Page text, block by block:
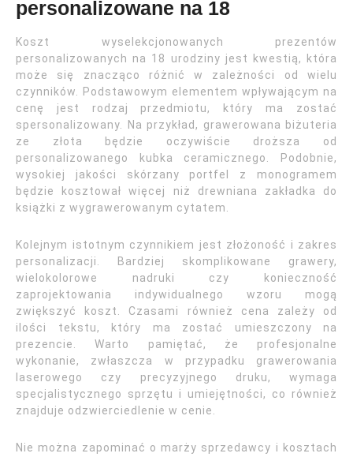
personalizowane na 18
Koszt wyselekcjonowanych prezentów
personalizowanych na 18 urodziny jest kwestią, która
może się znacząco różnić w zależności od wielu
czynników. Podstawowym elementem wpływającym na
cenę jest rodzaj przedmiotu, który ma zostać
spersonalizowany. Na przykład, grawerowana biżuteria
ze złota będzie oczywiście droższa od
personalizowanego kubka ceramicznego. Podobnie,
wysokiej jakości skórzany portfel z monogramem
będzie kosztował więcej niż drewniana zakładka do
książki z wygrawerowanym cytatem.
Kolejnym istotnym czynnikiem jest złożoność i zakres
personalizacji. Bardziej skomplikowane grawery,
wielokolorowe nadruki czy konieczność
zaprojektowania indywidualnego wzoru mogą
zwiększyć koszt. Czasami również cena zależy od
ilości tekstu, który ma zostać umieszczony na
prezencie. Warto pamiętać, że profesjonalne
wykonanie, zwłaszcza w przypadku grawerowania
laserowego czy precyzyjnego druku, wymaga
specjalistycznego sprzętu i umiejętności, co również
znajduje odzwierciedlenie w cenie.
Nie można zapominać o marży sprzedawcy i kosztach